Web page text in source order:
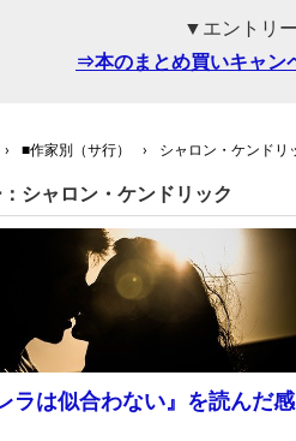
▼エントリ
⇒本のまとめ買いキャン
› ■作家別（サ行） › シャロン・ケンドリ
シャロン・ケンドリック
ラは似合わない』を読んだ感